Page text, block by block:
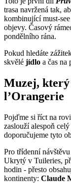
trasa navržená tak,
kombinující must-
objevy. Časový
pondělního rána.
Pokud hledáte
skvělé jídlo a čas na
Muzej, který
l’Orangerie
Pojďme si říct na
zaslouží alespoň
doporučujeme tyto
Pro třídenní
Ukrytý v Tuileries,
hodin - přesto
kontinenty: Claude